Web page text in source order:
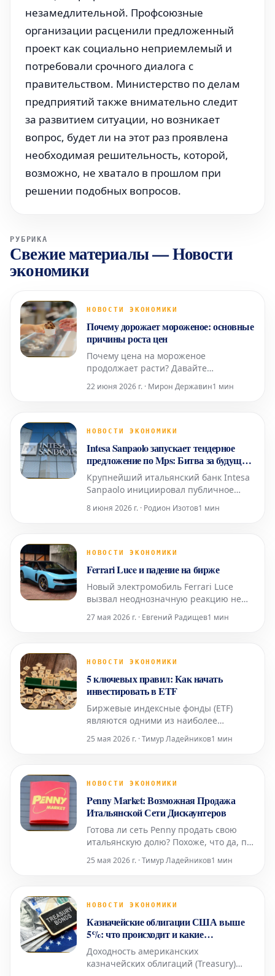
незамедлительной. Профсоюзные
организации расценили предложенный
проект как социально неприемлемый и
потребовали срочного диалога с
правительством. Министерство по делам
предприятий также внимательно следит
за развитием ситуации, но возникает
вопрос, будет ли на этот раз проявлена
необходимая решительность, которой,
возможно, не хватало в прошлом при
решении подобных вопросов.
РУБРИКА
Свежие материалы—Новости
экономики
НОВОСТИ ЭКОНОМИКИ
Почему дорожает мороженое: основные
причины роста цен
Почему цена на мороженое
продолжает расти? Давайте
увеличения стоимости этого
Причины повышения цен на
символов лета и любимое угощение
для многих. Будь т
22 июня 2026 г. · Мирон Державин1 мин
НОВОСТИ ЭКОНОМИКИ
Intesa Sanpaolo запускает тендерное
предложение по Mps: Битва за будущее
итальянского банковского сектора
Крупнейший итальянский банк Intesa
Sanpaolo инициировал публичное
приобретению акций Banca Monte dei
внимание, став одним из ключевых
консолидации итальянского
банковского
8 июня 2026 г. · Родион Изотов1 мин
НОВОСТИ ЭКОНОМИКИ
Ferrari Luce и падение на бирже
Новый электромобиль Ferrari Luce
вызвал неоднозначную реакцию не
только среди энтузиастов, но и привел
к значительному падению акций
Презентация нового электрического
Luce, долж
27 мая 2026 г. · Евгений Радищев1 мин
НОВОСТИ ЭКОНОМИКИ
5 ключевых правил: Как начать
инвестировать в ETF
Биржевые индексные фонды (ETF)
являются одними из наиболее
популярных инструментов для тех, кто
хочет начать инвестировать просто и
снизить издержки и легко получить
небольшим капиталом. Однако для
достижени
25 мая 2026 г. · Тимур Ладейников1 мин
НОВОСТИ ЭКОНОМИКИ
Penny Market: Возможная Продажа
Итальянской Сети Дискаунтеров
Готова ли сеть Penny продать свою
итальянскую долю? Похоже, что да, по
крайней мере, судя по некоторым
неподтвержденным данным. Что же
Penny Итальянский рынок розничной
очередными
25 мая 2026 г. · Тимур Ладейников1 мин
НОВОСТИ ЭКОНОМИКИ
Казначейские облигации США выше
5%: что происходит и какие
последствия
Доходность американских
казначейских облигаций (Treasury)